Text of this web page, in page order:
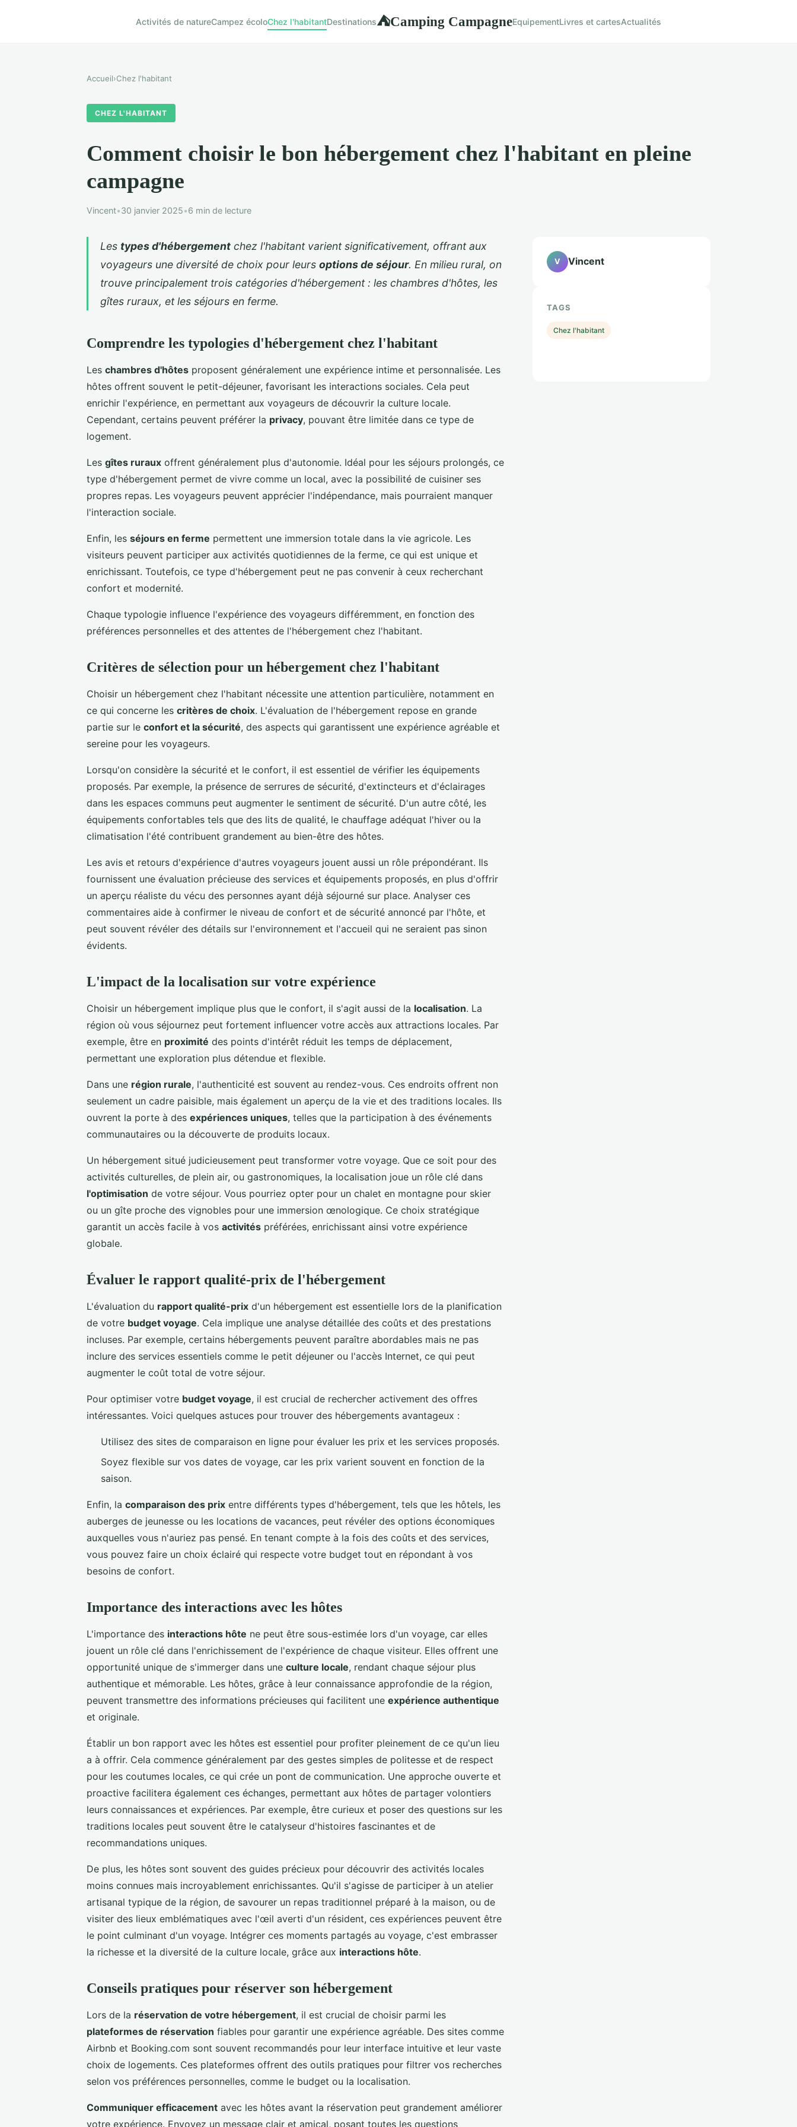
Activités de natureCampez écoloChez l'habitantDestinations⛺Camping CampagneEquipementLivres et cartesActualités
Accueil›Chez l'habitant
CHEZ L'HABITANT
Comment choisir le bon hébergement chez l'habitant en pleine
campagne
Vincent•30 janvier 2025•6 min de lecture
Les types d'hébergement chez l'habitant varient significativement, offrant aux
voyageurs une diversité de choix pour leurs options de séjour. En milieu rural, on
trouve principalement trois catégories d'hébergement : les chambres d'hôtes, les
gîtes ruraux, et les séjours en ferme.
Comprendre les typologies d'hébergement chez l'habitant
Les chambres d'hôtes proposent généralement une expérience intime et personnalisée. Les
hôtes offrent souvent le petit-déjeuner, favorisant les interactions sociales. Cela peut
enrichir l'expérience, en permettant aux voyageurs de découvrir la culture locale.
Cependant, certains peuvent préférer la privacy, pouvant être limitée dans ce type de
logement.
Les gîtes ruraux offrent généralement plus d'autonomie. Idéal pour les séjours prolongés, ce
type d'hébergement permet de vivre comme un local, avec la possibilité de cuisiner ses
propres repas. Les voyageurs peuvent apprécier l'indépendance, mais pourraient manquer
l'interaction sociale.
Enfin, les séjours en ferme permettent une immersion totale dans la vie agricole. Les
visiteurs peuvent participer aux activités quotidiennes de la ferme, ce qui est unique et
enrichissant. Toutefois, ce type d'hébergement peut ne pas convenir à ceux recherchant
confort et modernité.
Chaque typologie influence l'expérience des voyageurs différemment, en fonction des
préférences personnelles et des attentes de l'hébergement chez l'habitant.
Critères de sélection pour un hébergement chez l'habitant
Choisir un hébergement chez l'habitant nécessite une attention particulière, notamment en
ce qui concerne les critères de choix. L'évaluation de l'hébergement repose en grande
partie sur le confort et la sécurité, des aspects qui garantissent une expérience agréable et
sereine pour les voyageurs.
Lorsqu'on considère la sécurité et le confort, il est essentiel de vérifier les équipements
proposés. Par exemple, la présence de serrures de sécurité, d'extincteurs et d'éclairages
dans les espaces communs peut augmenter le sentiment de sécurité. D'un autre côté, les
équipements confortables tels que des lits de qualité, le chauffage adéquat l'hiver ou la
climatisation l'été contribuent grandement au bien-être des hôtes.
Les avis et retours d'expérience d'autres voyageurs jouent aussi un rôle prépondérant. Ils
fournissent une évaluation précieuse des services et équipements proposés, en plus d'offrir
un aperçu réaliste du vécu des personnes ayant déjà séjourné sur place. Analyser ces
commentaires aide à confirmer le niveau de confort et de sécurité annoncé par l'hôte, et
peut souvent révéler des détails sur l'environnement et l'accueil qui ne seraient pas sinon
évidents.
L'impact de la localisation sur votre expérience
Choisir un hébergement implique plus que le confort, il s'agit aussi de la localisation. La
région où vous séjournez peut fortement influencer votre accès aux attractions locales. Par
exemple, être en proximité des points d'intérêt réduit les temps de déplacement,
permettant une exploration plus détendue et flexible.
Dans une région rurale, l'authenticité est souvent au rendez-vous. Ces endroits offrent non
seulement un cadre paisible, mais également un aperçu de la vie et des traditions locales. Ils
ouvrent la porte à des expériences uniques, telles que la participation à des événements
communautaires ou la découverte de produits locaux.
Un hébergement situé judicieusement peut transformer votre voyage. Que ce soit pour des
activités culturelles, de plein air, ou gastronomiques, la localisation joue un rôle clé dans
l'optimisation de votre séjour. Vous pourriez opter pour un chalet en montagne pour skier
ou un gîte proche des vignobles pour une immersion œnologique. Ce choix stratégique
garantit un accès facile à vos activités préférées, enrichissant ainsi votre expérience
globale.
Évaluer le rapport qualité-prix de l'hébergement
L'évaluation du rapport qualité-prix d'un hébergement est essentielle lors de la planification
de votre budget voyage. Cela implique une analyse détaillée des coûts et des prestations
incluses. Par exemple, certains hébergements peuvent paraître abordables mais ne pas
inclure des services essentiels comme le petit déjeuner ou l'accès Internet, ce qui peut
augmenter le coût total de votre séjour.
Pour optimiser votre budget voyage, il est crucial de rechercher activement des offres
intéressantes. Voici quelques astuces pour trouver des hébergements avantageux :
Utilisez des sites de comparaison en ligne pour évaluer les prix et les services proposés.
Soyez flexible sur vos dates de voyage, car les prix varient souvent en fonction de la
saison.
Enfin, la comparaison des prix entre différents types d'hébergement, tels que les hôtels, les
auberges de jeunesse ou les locations de vacances, peut révéler des options économiques
auxquelles vous n'auriez pas pensé. En tenant compte à la fois des coûts et des services,
vous pouvez faire un choix éclairé qui respecte votre budget tout en répondant à vos
besoins de confort.
Importance des interactions avec les hôtes
L'importance des interactions hôte ne peut être sous-estimée lors d'un voyage, car elles
jouent un rôle clé dans l'enrichissement de l'expérience de chaque visiteur. Elles offrent une
opportunité unique de s'immerger dans une culture locale, rendant chaque séjour plus
authentique et mémorable. Les hôtes, grâce à leur connaissance approfondie de la région,
peuvent transmettre des informations précieuses qui facilitent une expérience authentique
et originale.
Établir un bon rapport avec les hôtes est essentiel pour profiter pleinement de ce qu'un lieu
a à offrir. Cela commence généralement par des gestes simples de politesse et de respect
pour les coutumes locales, ce qui crée un pont de communication. Une approche ouverte et
proactive facilitera également ces échanges, permettant aux hôtes de partager volontiers
leurs connaissances et expériences. Par exemple, être curieux et poser des questions sur les
traditions locales peut souvent être le catalyseur d'histoires fascinantes et de
recommandations uniques.
De plus, les hôtes sont souvent des guides précieux pour découvrir des activités locales
moins connues mais incroyablement enrichissantes. Qu'il s'agisse de participer à un atelier
artisanal typique de la région, de savourer un repas traditionnel préparé à la maison, ou de
visiter des lieux emblématiques avec l'œil averti d'un résident, ces expériences peuvent être
le point culminant d'un voyage. Intégrer ces moments partagés au voyage, c'est embrasser
la richesse et la diversité de la culture locale, grâce aux interactions hôte.
Conseils pratiques pour réserver son hébergement
Lors de la réservation de votre hébergement, il est crucial de choisir parmi les
plateformes de réservation fiables pour garantir une expérience agréable. Des sites comme
Airbnb et Booking.com sont souvent recommandés pour leur interface intuitive et leur vaste
choix de logements. Ces plateformes offrent des outils pratiques pour filtrer vos recherches
selon vos préférences personnelles, comme le budget ou la localisation.
Communiquer efficacement avec les hôtes avant la réservation peut grandement améliorer
votre expérience. Envoyez un message clair et amical, posant toutes les questions
V Vincent
TAGS
Chez l'habitant